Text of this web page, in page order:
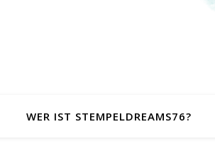
WER IST STEMPELDREAMS76?